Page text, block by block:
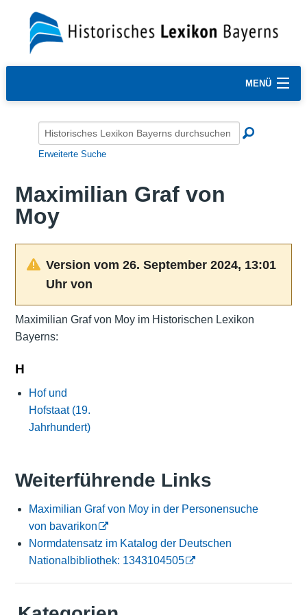
MENÜ
Erweiterte Suche
Maximilian Graf von
Moy
Version vom 26. September 2024, 13:01
Uhr von
Maximilian Graf von Moy im Historischen Lexikon
Bayerns:
H
Hof und
Hofstaat (19.
Jahrhundert)
Weiterführende Links
Maximilian Graf von Moy in der Personensuche
von bavarikon
Normdatensatz im Katalog der Deutschen
Nationalbibliothek: 1343104505